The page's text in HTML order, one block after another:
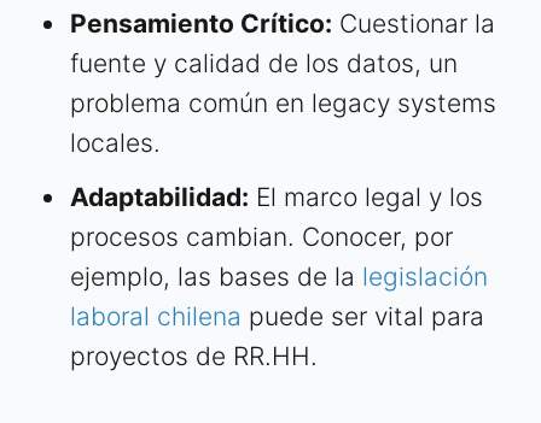
Pensamiento Crítico: Cuestionar la
fuente y calidad de los datos, un
problema común en legacy systems
locales.
Adaptabilidad: El marco legal y los
procesos cambian. Conocer, por
ejemplo, las bases de la legislación
laboral chilena puede ser vital para
proyectos de RR.HH.